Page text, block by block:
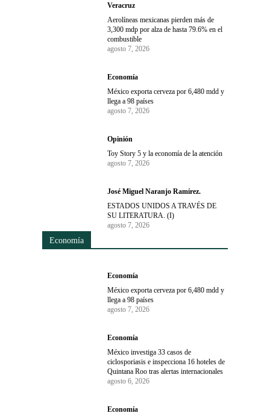
Veracruz
Aerolíneas mexicanas pierden más de
3,300 mdp por alza de hasta 79.6% en el
combustible
agosto 7, 2026
Economía
México exporta cerveza por 6,480 mdd y
llega a 98 países
agosto 7, 2026
Opinión
Toy Story 5 y la economía de la atención
agosto 7, 2026
José Miguel Naranjo Ramírez.
ESTADOS UNIDOS A TRAVÉS DE
SU LITERATURA. (I)
agosto 7, 2026
Economía
Economía
México exporta cerveza por 6,480 mdd y
llega a 98 países
agosto 7, 2026
Economía
México investiga 33 casos de
ciclosporiasis e inspecciona 16 hoteles de
Quintana Roo tras alertas internacionales
agosto 6, 2026
Economía